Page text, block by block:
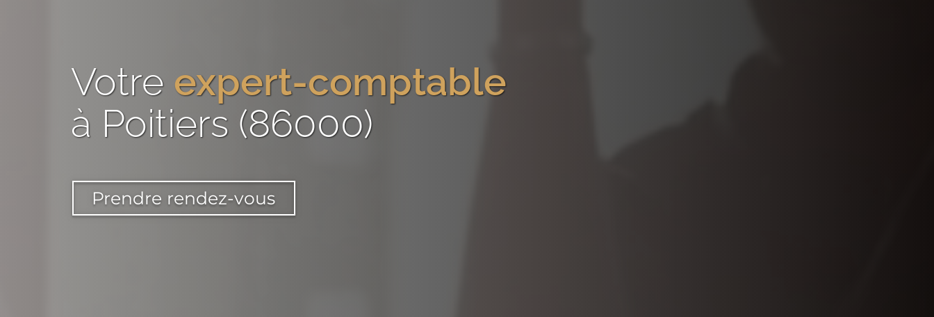
Votre expert-comptable
à Poitiers (86000)
Prendre rendez-vous